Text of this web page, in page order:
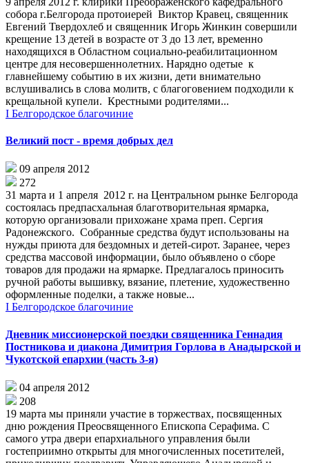
собора г.Белгорода протоиерей Виктор Кравец, священник
Евгений Твердохлеб и священник Игорь Жинкин совершили
крещение 13 детей в возрасте от 3 до 13 лет, временно
находящихся в Областном социально-реабилитационном
центре для несовершеннолетних. Нарядно одетые к
главнейшему событию в их жизни, дети внимательно
вслушивались в слова молитв, с благоговением подходили к
крещальной купели. Крестными родителями...
I Белгородское благочиние
Великий пост - время добрых дел
09 апреля 2012
272
31 марта и 1 апреля 2012 г. на Центральном рынке Белгорода
состоялась предпасхальная благотворительная ярмарка,
которую организовали прихожане храма преп. Сергия
Радонежского. Собранные средства будут использованы на
нужды приюта для бездомных и детей-сирот. Заранее, через
средства массовой информации, было объявлено о сборе
товаров для продажи на ярмарке. Предлагалось приносить
ручной работы вышивку, вязание, плетение, художественно
оформленные поделки, а также новые...
I Белгородское благочиние
Дневник миссионерской поездки священника Геннадия
Постникова и диакона Димитрия Горлова в Анадырской и
Чукотской епархии (часть 3-я)
04 апреля 2012
208
19 марта мы приняли участие в торжествах, посвященных
дню рождения Преосвященного Епископа Серафима. С
самого утра двери епархиального управления были
гостеприимно открыты для многочисленных посетителей,